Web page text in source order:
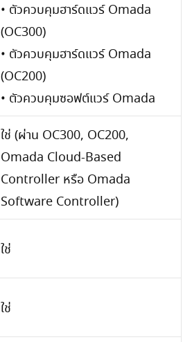
• ตัวควบคุมฮาร์ดแวร์ Omada
(OC300)
• ตัวควบคุมฮาร์ดแวร์ Omada
(OC200)
• ตัวควบคุมซอฟต์แวร์ Omada
ใช่ (ผ่าน OC300, OC200,
Omada Cloud-Based
Controller หรือ Omada
Software Controller)
ใช่
ใช่